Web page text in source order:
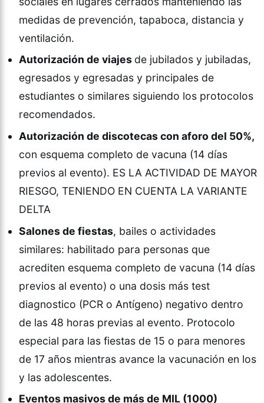
medidas de prevención, tapaboca, distancia y
ventilación.
Autorización de viajes de jubilados y jubiladas,
egresados y egresadas y principales de
estudiantes o similares siguiendo los protocolos
recomendados.
Autorización de discotecas con aforo del 50%,
con esquema completo de vacuna (14 días
previos al evento). ES LA ACTIVIDAD DE MAYOR
RIESGO, TENIENDO EN CUENTA LA VARIANTE
DELTA
Salones de fiestas, bailes o actividades
similares: habilitado para personas que
acrediten esquema completo de vacuna (14 días
previos al evento) o una dosis más test
diagnostico (PCR o Antígeno) negativo dentro
de las 48 horas previas al evento. Protocolo
especial para las fiestas de 15 o para menores
de 17 años mientras avance la vacunación en los
y las adolescentes.
Eventos masivos de más de MIL (1000)